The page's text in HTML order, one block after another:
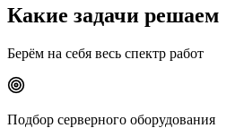
Какие задачи решаем
Берём на себя весь спектр работ
Подбор серверного оборудования